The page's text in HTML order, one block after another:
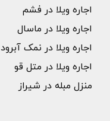
اجاره ویلا در فشم
اجاره ویلا در ماسال
اجاره ویلا در نمک آبرود
اجاره ویلا در متل قو
منزل مبله در شیراز